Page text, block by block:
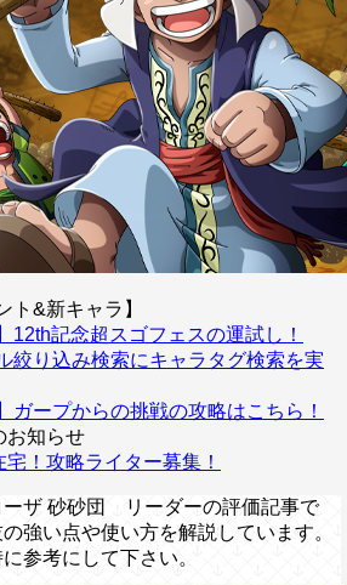
ト&新キャラ】
12th記念超スゴフェスの運試し！
絞り込み検索にキャラタグ検索を実
ガープからの挑戦の攻略はこちら！
お知らせ
！攻略ライター募集！
ーザ 砂砂団 リーダーの評価記事で
強い点や使い方を解説しています。
参考にして下さい。